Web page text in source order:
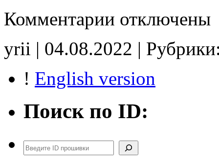
Комментарии записи
28421544
28430352
CHK(ok)
отключены
yrii | 04.08.2022 |
! English version
Поиск по ID:
Поиск